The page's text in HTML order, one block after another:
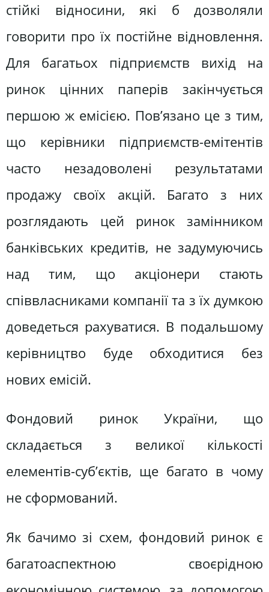
стійкі відносини, які б дозволяли
говорити про їх постійне відновлення.
Для багатьох підприємств вихід на
ринок цінних паперів закінчується
першою ж емісією. Пов’язано це з тим,
що керівники підприємств-емітентів
часто незадоволені результатами
продажу своїх акцій. Багато з них
розглядають цей ринок замінником
банківських кредитів, не задумуючись
над тим, що акціонери стають
співвласниками компанії та з їх думкою
доведеться рахуватися. В подальшому
керівництво буде обходитися без
нових емісій.
Фондовий ринок України, що
складається з великої кількості
елементів-суб’єктів, ще багато в чому
не сформований.
Як бачимо зі схем, фондовий ринок є
багатоаспектною своєрідною